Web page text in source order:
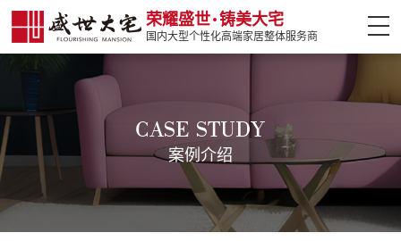
荣耀盛世 铸美大宅
国内大型个性化高端家居整体服务商
案例介绍
设计大师
热门楼盘
CASE STUDY
案例介绍